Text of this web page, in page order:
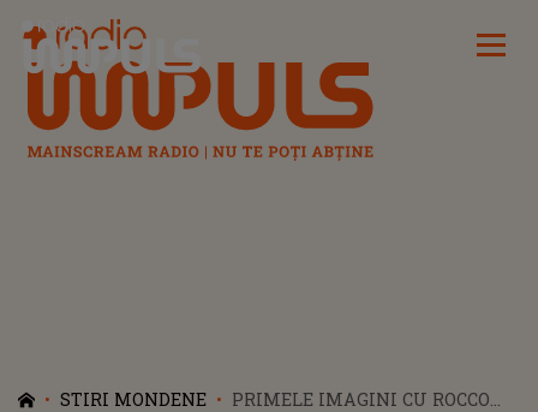
Radio Impuls
STIRI MONDENE
PRIMELE IMAGINI CU ROCCO